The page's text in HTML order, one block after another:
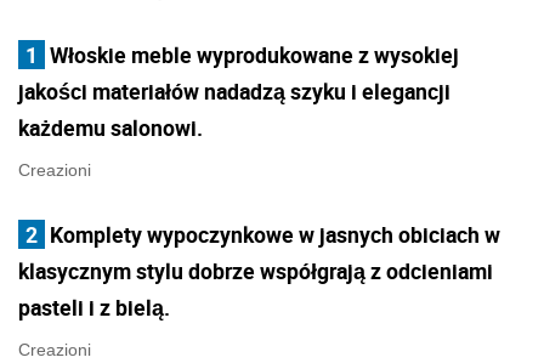
1 Włoskie meble wyprodukowane z wysokiej
jakości materiałów nadadzą szyku i elegancji
każdemu salonowi.
Creazioni
2 Komplety wypoczynkowe w jasnych obiciach w
klasycznym stylu dobrze współgrają z odcieniami
pasteli i z bielą.
Creazioni